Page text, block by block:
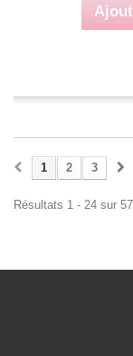
1 2 3
Résultats 1 - 24 sur